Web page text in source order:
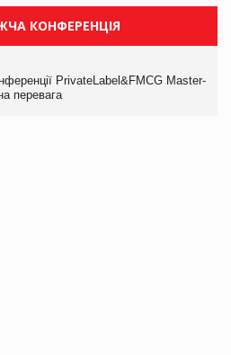
КОНФЕРЕНЦІЯ
PrivateLabel&FMCG Master-
перевага